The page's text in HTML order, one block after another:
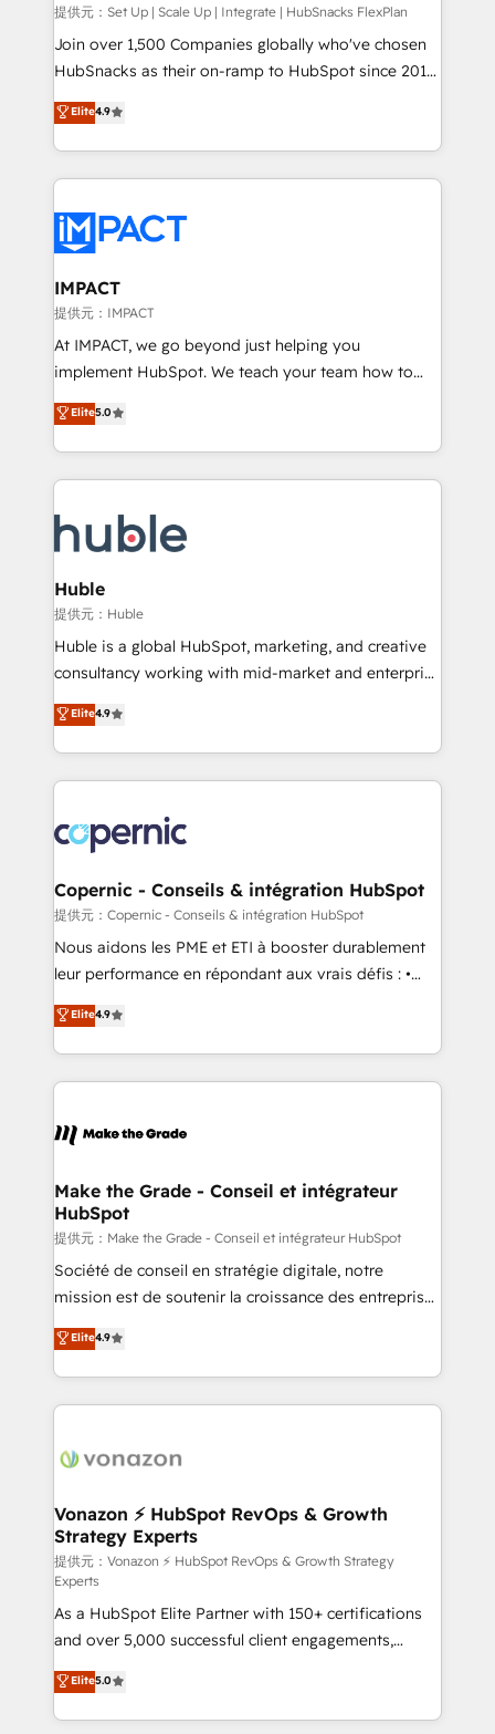
improve customer experiences. With our bright
people, exciting ideas and can-do mentality, we
ensure revenue growth on a daily basis. So tell us
team of 100+ experts is ready for you! Driving digital
growth | www.brightdigital.com
提供元：Set Up | Scale Up | Integrate | HubSnacks FlexPlan
Join over 1,500 Companies globally who've chosen
HubSnacks as their on-ramp to HubSpot since 2014
Simple pay-as-you-go plans that accelerate value...
1️⃣ Set Up | Onboarding New or Check-fixing existing
HubSpot portals 2️⃣ Scale Up | 100% HubSpot Task
Execution... Global 24/7 ... All Experts 3️⃣ Integrate |
Slash months from your API Integration project... ⬅️
Click "Contact Business" ⬅️ to access 150+ Kickstart
Integration templates that put HubSpot in the center
of your tech stack, syncing... 🛍️ Shopify or
WooCommerce 💲 Stripe or Paypal 💰 Sage or
Netsuite 🤖 Google or Microsoft ✍️ DocuSign or
the rare Advanced "Custom Integrations"
Accreditation, securely sync data across... 🔄 any
new HubSpot portal with Advanced Website and
CRM Migrations using our in-house "HubScrub" Tool.
Elite4.9
IMPACT
提供元：IMPACT
At IMPACT, we go beyond just helping you
implement HubSpot. We teach your team how to
master it. As the creators of the Endless Customers
System™ (the next evolution of They Ask, You
Answer), we’re the only HubSpot partner built
entirely around coaching and training. That means
skills, processes, and internal team you need to
attract the right buyers, close deals faster, and grow
without outside dependencies. You’ll learn how to: •
Set up, audit, and organize your HubSpot portal •
Get your sales team fully using HubSpot • Track
pipeline and revenue across the entire buyer journey
growth • Create content and videos that attract
buyers • Use AI to scale smarter Our coaching-led
lasts. So if you're ready to become the most trusted
voice in your market, let’s talk.
Elite5.0
Huble
提供元：Huble
Huble is a global HubSpot, marketing, and creative
consultancy working with mid-market and enterprise
businesses. We go beyond implementation, shaping
the strategy, processes, and teams that turn
HubSpot into a genuine growth engine. Named
HubSpot's Global Partner of the Year in 2024,
worldwide, and with over 15 years in the ecosystem,
Huble has built a track record that speaks for itself.
One company, one operating model, delivering
across offices and consulting teams in the UK, USA,
Canada, Germany, France, Belgium, Singapore, and
South Africa. Certified compliant with ISO/IEC
international offices and 175+ employees.
Elite4.9
Copernic - Conseils & intégration HubSpot
提供元：Copernic - Conseils & intégration HubSpot
Nous aidons les PME et ETI à booster durablement
leur performance en répondant aux vrais défis : •
Intégration de HubSpot avec d’autres outils (ERP,
téléphonie, etc.) • Alignement des équipes grâce à un
outil et des données partagées • Amélioration de la
collecte et de l’analyse des données pour des
de la productivité des équipes Notre équipe de 30
avec un engagement total, alignant processus
métiers et technologie, et guidant vos équipes à
travers le changement, tout en centrant vos objectifs
d’entreprise. Grâce à une méthodologie éprouvée
auprès de plus de 400 clients, nous comprenons
HubSpot dans votre organisation. Pour toute
question technique ou besoin de structuration de
Elite4.9
Make the Grade - Conseil et intégrateur
HubSpot
提供元：Make the Grade - Conseil et intégrateur HubSpot
Société de conseil en stratégie digitale, notre
mission est de soutenir la croissance des entreprises
B2B à travers l’acquisition de nouveaux clients,
l'intégration CRM et le développement des revenus
auprès de vos comptes existants. En France et à
l'international, nous travaillons avec des ETI
delà d’une simple transformation digitale et des
➤ L’intégration de CRM et de méthodologie RevOps
pour aligner les équipes marketing, commerciales et
support client (data migration, synchronisation API,
audit et maintenance) ➤ La création de sites internet
de conversion qui transforment les visiteurs en
opportunités d'affaires ➤ La mise en place de
stratégies d'acquisition marketing (SEO, SEA,
inbound, automatisation marketing, ABM, IA,
emailing) Informations clés : - 10 ans d'expérience -
Elite4.9
Vonazon ⚡ HubSpot RevOps & Growth
Strategy Experts
提供元：Vonazon ⚡ HubSpot RevOps & Growth Strategy
Experts
As a HubSpot Elite Partner with 150+ certifications
and over 5,000 successful client engagements,
Vonazon turns marketing complexity into
measurable, scalable growth. From onboarding to
enterprise-grade campaigns, our in-house team
Elite5.0